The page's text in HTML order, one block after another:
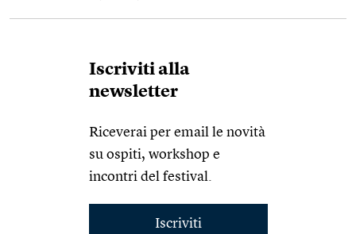
Iscriviti alla
newsletter
Riceverai per email le novità
su ospiti, workshop e
incontri del festival.
Iscriviti